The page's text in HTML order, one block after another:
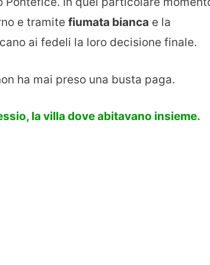
e tramite fiumata bianca e la
ai fedeli la loro decisione finale.
ha mai preso una busta paga.
la villa dove abitavano insieme.